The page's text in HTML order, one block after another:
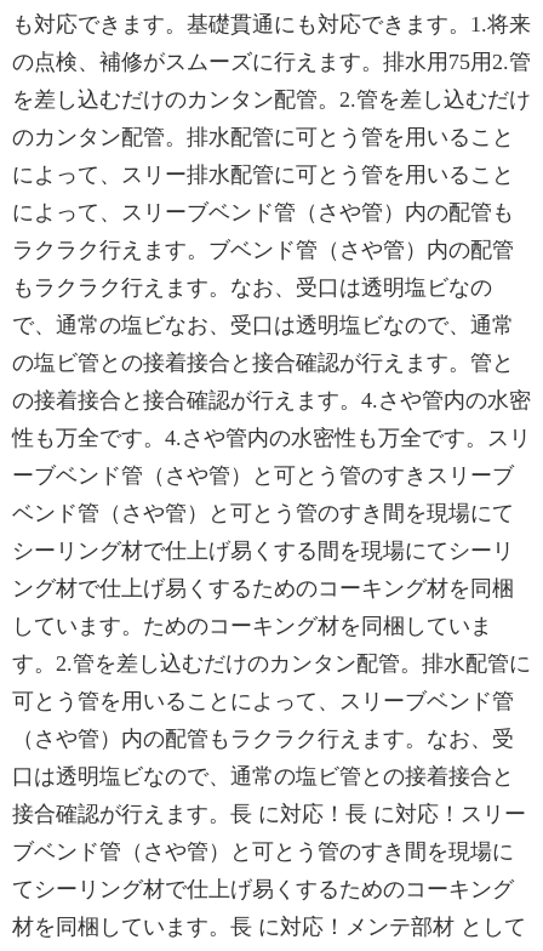
も対応できます。基礎貫通にも対応できます。1.将来
の点検、補修がスムーズに行えます。排⽔⽤75用2.管
を差し込むだけのカンタン配管。2.管を差し込むだけ
のカンタン配管。排水配管に可とう管を用いること
によって、スリー排水配管に可とう管を用いること
によって、スリーブベンド管（さや管）内の配管も
ラクラク行えます。ブベンド管（さや管）内の配管
もラクラク行えます。なお、受口は透明塩ビなの
で、通常の塩ビなお、受口は透明塩ビなので、通常
の塩ビ管との接着接合と接合確認が行えます。管と
の接着接合と接合確認が行えます。4.さや管内の水密
性も万全です。4.さや管内の水密性も万全です。スリ
ーブベンド管（さや管）と可とう管のすきスリーブ
ベンド管（さや管）と可とう管のすき間を現場にて
シーリング材で仕上げ易くする間を現場にてシーリ
ング材で仕上げ易くするためのコーキング材を同梱
しています。ためのコーキング材を同梱していま
す。2.管を差し込むだけのカンタン配管。排水配管に
可とう管を用いることによって、スリーブベンド管
（さや管）内の配管もラクラク行えます。なお、受
口は透明塩ビなので、通常の塩ビ管との接着接合と
接合確認が行えます。長 に対応！長 に対応！スリー
ブベンド管（さや管）と可とう管のすき間を現場に
てシーリング材で仕上げ易くするためのコーキング
材を同梱しています。長 に対応！メンテ部材 として